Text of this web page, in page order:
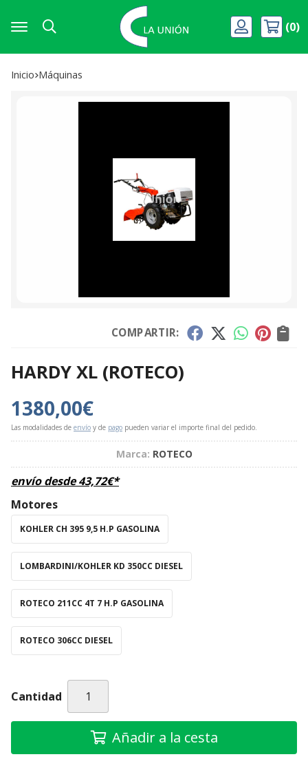
Buscar
0
Inicio máquinas
COMPARTIR:
HARDY XL (ROTECO)
1380,00€
Las modalidades de envío y de pago pueden variar el importe final del pedido.
Marca: ROTECO
envío desde43,72€*
Motores
KOHLER CH 395 9,5 H.P GASOLINA
LOMBARDINI/KOHLER KD 350CC DIESEL
ROTECO 211CC 4T 7 H.P GASOLINA
ROTECO 306CC DIESEL
Cantidad
Añadir a la cesta